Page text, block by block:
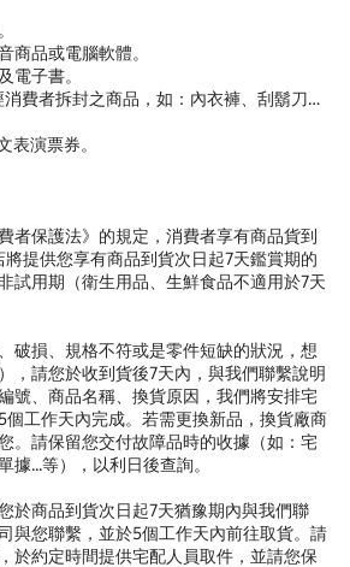
商品或電腦軟體。
電子書。
費者拆封之商品，如：內衣褲、刮鬍刀…
表演票券。
者保護法》的規定，消費者享有商品貨到
將提供您享有商品到貨次日起7天鑑賞期的
試用期（衛生用品、生鮮食品不適用於7天
破損、規格不符或是零件短缺的狀況，想
，請您於收到貨後7天內，與我們聯繫說明
號、商品名稱、換貨原因，我們將安排宅
工作天內完成。若需更換新品，換貨廠商
。請保留您交付故障品時的收據（如：宅
據...等），以利日後查詢。
於商品到貨次日起7天猶豫期內與我們聯
與您聯繫，並於5個工作天內前往取貨。請
於約定時間提供宅配人員取件，並請您保